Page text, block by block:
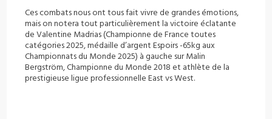
Ces combats nous ont tous fait vivre de grandes émotions,
mais on notera tout particulièrement la victoire éclatante
de Valentine Madrias (Championne de France toutes
catégories 2025, médaille d’argent Espoirs -65kg aux
Championnats du Monde 2025) à gauche sur Malin
Bergström, Championne du Monde 2018 et athlète de la
prestigieuse ligue professionnelle East vs West.